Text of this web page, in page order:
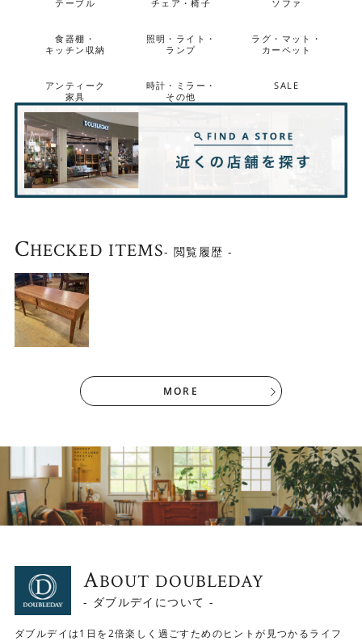
引出し内寸：幅400×奥行270×深さ550(mm)
テーブル チェア・椅子 ソファ
食器棚・
キッチン収納
照明・ライト・
ランプ
ラグ・マット・
カーペット
アンティーク
家具
時計・ミラー・
その他
SALE
CHECKED ITEMS- 閲覧履歴 -
MORE
ABOUT DOUBLEDAY
- ダブルデイについて -
ダブルデイは1日を2倍楽しく過ごすためのヒントが見つかるライフ